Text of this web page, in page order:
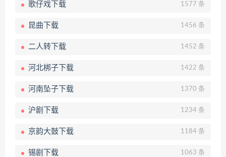
歌仔戏下载 1577 条
昆曲下载 1456 条
二人转下载 1452 条
河北梆子下载 1422 条
河南坠子下载 1370 条
沪剧下载 1234 条
京韵大鼓下载 1184 条
锡剧下载 1063 条